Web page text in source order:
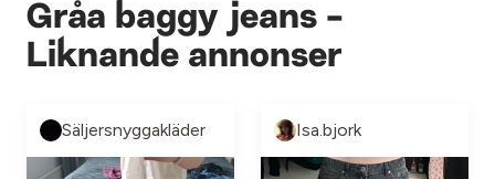
Gråa baggy jeans -
Liknande annonser
Säljersnyggakläder Isa.bjork